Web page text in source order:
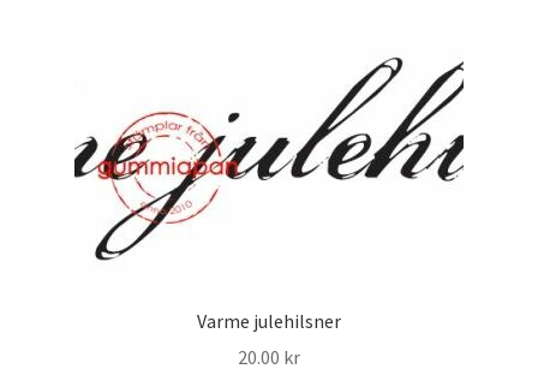
Varme julehilsner
20.00 kr